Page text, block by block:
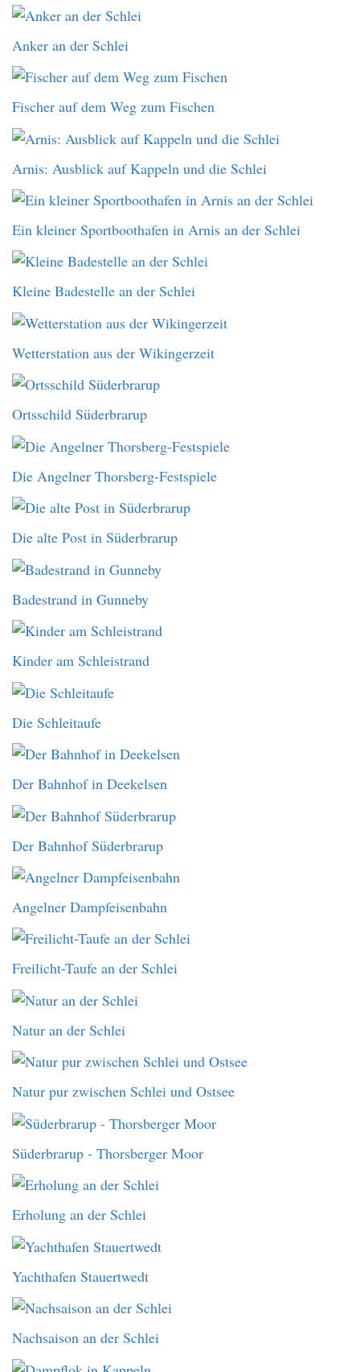
Anker an der Schlei
Fischer auf dem Weg zum Fischen
Arnis: Ausblick auf Kappeln und die Schlei
Ein kleiner Sportboothafen in Arnis an der Schlei
Kleine Badestelle an der Schlei
Wetterstation aus der Wikingerzeit
Ortsschild Süderbrarup
Die Angelner Thorsberg-Festspiele
Die alte Post in Süderbrarup
Badestrand in Gunneby
Kinder am Schleistrand
Die Schleitaufe
Der Bahnhof in Deekelsen
Der Bahnhof Süderbrarup
Angelner Dampfeisenbahn
Freilicht-Taufe an der Schlei
Natur an der Schlei
Natur pur zwischen Schlei und Ostsee
Süderbrarup - Thorsberger Moor
Erholung an der Schlei
Yachthafen Stauertwedt
Nachsaison an der Schlei